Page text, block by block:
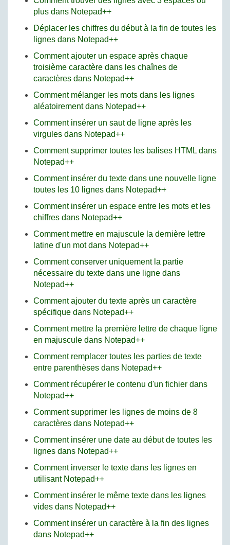
plus dans Notepad++
Déplacer les chiffres du début à la fin de toutes les
lignes dans Notepad++
Comment ajouter un espace après chaque
troisième caractère dans les chaînes de
caractères dans Notepad++
Comment mélanger les mots dans les lignes
aléatoirement dans Notepad++
Comment insérer un saut de ligne après les
virgules dans Notepad++
Comment supprimer toutes les balises HTML dans
Notepad++
Comment insérer du texte dans une nouvelle ligne
toutes les 10 lignes dans Notepad++
Comment insérer un espace entre les mots et les
chiffres dans Notepad++
Comment mettre en majuscule la dernière lettre
latine d'un mot dans Notepad++
Comment conserver uniquement la partie
nécessaire du texte dans une ligne dans
Notepad++
Comment ajouter du texte après un caractère
spécifique dans Notepad++
Comment mettre la première lettre de chaque ligne
en majuscule dans Notepad++
Comment remplacer toutes les parties de texte
entre parenthèses dans Notepad++
Comment récupérer le contenu d'un fichier dans
Notepad++
Comment supprimer les lignes de moins de 8
caractères dans Notepad++
Comment insérer une date au début de toutes les
lignes dans Notepad++
Comment inverser le texte dans les lignes en
utilisant Notepad++
Comment insérer le même texte dans les lignes
vides dans Notepad++
Comment insérer un caractère à la fin des lignes
dans Notepad++